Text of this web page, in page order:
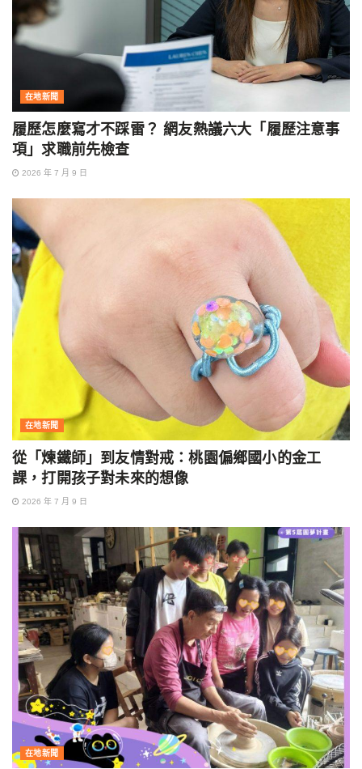
在地新聞
履歷怎麼寫才不踩雷？ 網友熱議六大「履歷注意事
項」求職前先檢查
2026 年 7 月 9 日
在地新聞
從「煉鐵師」到友情對戒：桃園偏鄉國小的金工
課，打開孩子對未來的想像
2026 年 7 月 9 日
在地新聞